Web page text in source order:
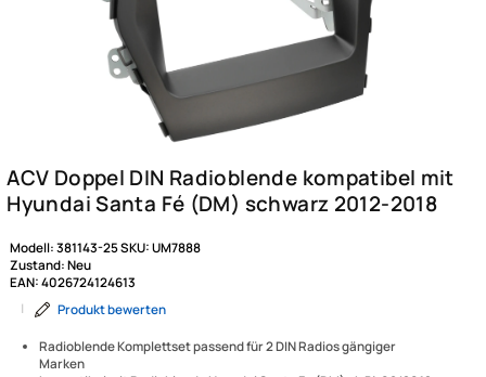
Zustand:Neu
EAN:4026724124613